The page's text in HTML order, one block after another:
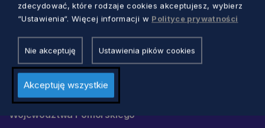
Urząd Marszałkowski
Województwa Pomorskiego
zdecydować, które rodzaje cookies akceptujesz, wybierz
“Ustawienia“. Więcej informacji w Polityce prywatności
Nie akceptuję Ustawienia pików cookies
Akceptuję wszystkie